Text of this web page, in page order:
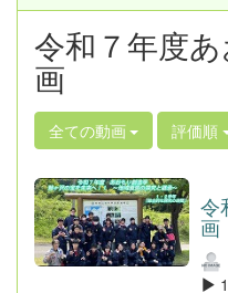
令和７年度
画
全ての動画 評価順
令
画